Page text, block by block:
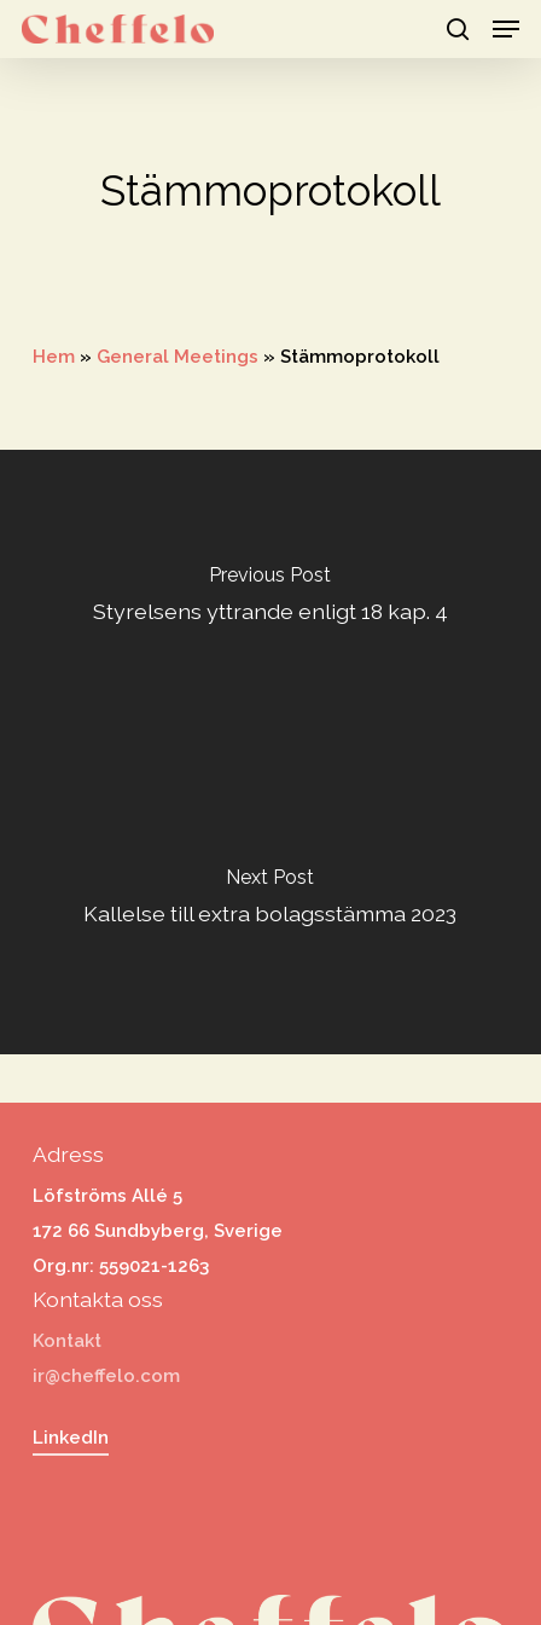
Skip
Stämmoprotokoll
Hem» General Meetings » Stämmoprotokoll
Previous Post
Styrelsens yttrande enligt 18 kap. 4
Next Post
Kallelse till extra bolagsstämma 2023
Adress
Löfströms Allé 5
172 66 Sundbyberg, Sverige
Org.nr: 559021-1263
Kontakta oss
Kontakt
ir@cheffelo.com
LinkedIn